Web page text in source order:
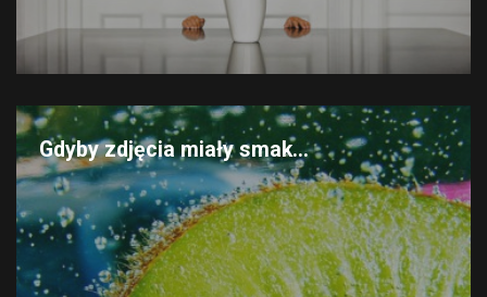
Gdyby zdjęcia miały smak...